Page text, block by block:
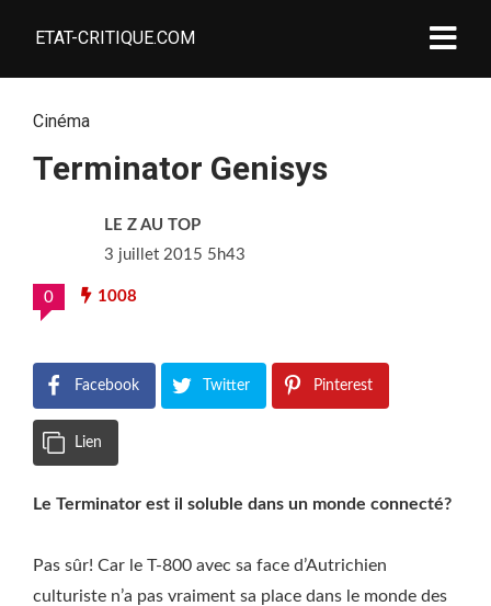
ETAT-CRITIQUE.COM
Cinéma
Terminator Genisys
LE Z AU TOP
3 juillet 2015 5h43
0 1008
Facebook Twitter Pinterest
Lien
Le Terminator est il soluble dans un monde connecté?
Pas sûr! Car le T-800 avec sa face d’Autrichien
culturiste n’a pas vraiment sa place dans le monde des